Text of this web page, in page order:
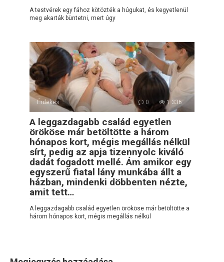
A testvérek egy fához kötözték a húgukat, és kegyetlenül
meg akarták büntetni, mert úgy
Érdekes 0 1 336
A leggazdagabb család egyetlen
örököse már betöltötte a három
hónapos kort, mégis megállás nélkül
sírt, pedig az apja tizennyolc kiváló
dadát fogadott mellé. Ám amikor egy
egyszerű fiatal lány munkába állt a
házban, mindenki döbbenten nézte,
amit tett…
A leggazdagabb család egyetlen örököse már betöltötte a
három hónapos kort, mégis megállás nélkül